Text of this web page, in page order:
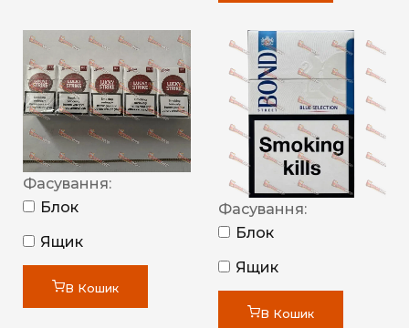
Фасування:
Блок
Ящик
В Кошик
Фасування:
Блок
Ящик
В Кошик